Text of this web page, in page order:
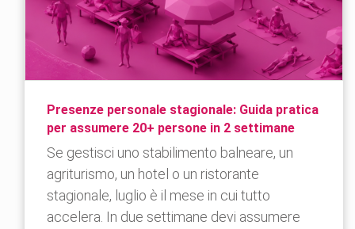
Presenze personale stagionale: Guida pratica
per assumere 20+ persone in 2 settimane
Se gestisci uno stabilimento balneare, un
agriturismo, un hotel o un ristorante
stagionale, luglio è il mese in cui tutto
accelera. In due settimane devi assumere